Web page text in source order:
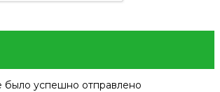
успешно отправлено